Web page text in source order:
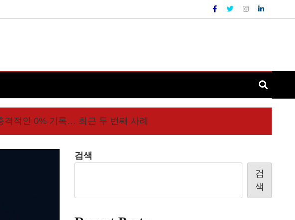
적인 0% 기록… 최근 두 번째 사례
검색
검
색